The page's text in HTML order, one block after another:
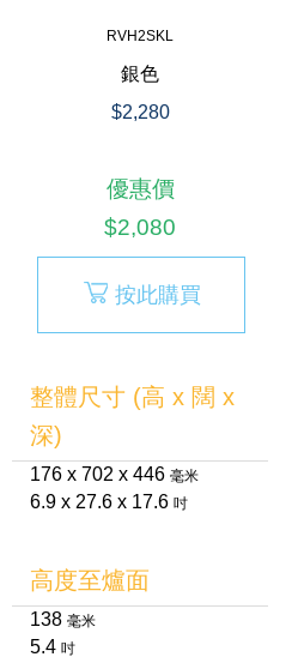
RVH2SKL
銀色
$2,280
優惠價
$2,080
按此購買
整體尺寸 (高 x 闊 x
深)
176 x 702 x 446 毫米
6.9 x 27.6 x 17.6 吋
高度至爐面
138 毫米
5.4 吋